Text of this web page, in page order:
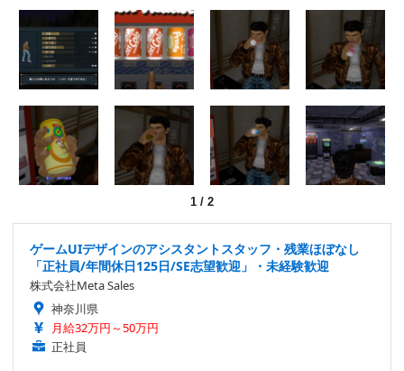
1 / 2
ゲームUIデザインのアシスタントスタッフ・残業ほぼなし
「正社員/年間休日125日/SE志望歓迎」・未経験歓迎
株式会社Meta Sales
神奈川県
月給32万円～50万円
正社員